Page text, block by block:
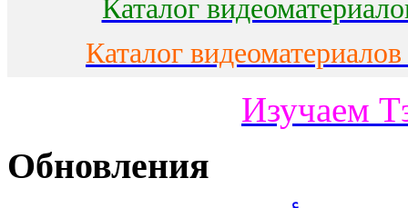
Каталог
Каталог
Изучаем
Обновления